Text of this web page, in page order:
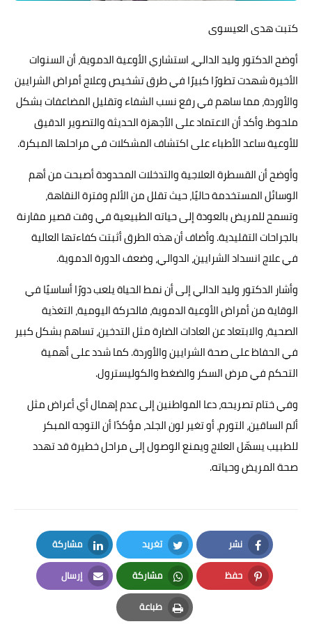
الصحه والجمال
فن المطبخ
مقالات
كتبت هدى العيسوى
أوضح الدكتور وليد الدالي، استشاري الأوعية الدموية، أن السنوات
الأخيرة شهدت تطورًا كبيرًا في طرق تشخيص وعلاج أمراض الشرايين
والأوردة، مما ساهم في رفع نسب الشفاء وتقليل المضاعفات بشكل
ملحوظ. وأكد أن الاعتماد على الأجهزة الحديثة والتصوير الدقيق
للأوعية ساعد الأطباء على اكتشاف المشكلات في مراحلها المبكرة.
وأوضح أن القسطرة العلاجية والتدخلات المحدودة أصبحت من أهم
الوسائل المستخدمة حاليًا، حيث تقلل من الألم وفترة النقاهة،
وتسمح للمريض بالعودة إلى حياته الطبيعية في وقت قصير مقارنة
بالجراحات التقليدية. وأضاف أن هذه الطرق أثبتت كفاءتها العالية
في علاج انسداد الشرايين، الدوالي، وضعف الدورة الدموية.
وأشار الدكتور وليد الدالي إلى أن نمط الحياة يلعب دورًا أساسيًا في
الوقاية من أمراض الأوعية الدموية، فالحركة اليومية، التغذية
الصحية، والابتعاد عن العادات الضارة مثل التدخين، تساهم بشكل كبير
في الحفاظ على صحة الشرايين والأوردة. كما شدد على أهمية
التحكم في مرض السكر والضغط والكوليسترول.
وفي ختام تصريحه، دعا المواطنين إلى عدم إهمال أي أعراض مثل
ألم الساقين، التورم، أو تغير لون الجلد، مؤكدًا أن التوجه المبكر
للطبيب يسهّل العلاج ويمنع الوصول إلى مراحل خطيرة قد تهدد
صحة المريض وحياته.
نشر
Facebook
تغريد
Twitter
مشاركة
LinkedIn
حفظ
Pinterest
مشاركة
Whatsapp
إرسال
Email
طباعة